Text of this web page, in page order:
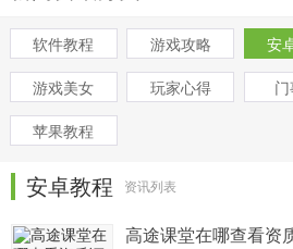
软件教程 游戏攻略 安
游戏美女 玩家心得
苹果教程
安卓教程 资讯列表
高途课堂在哪查看资